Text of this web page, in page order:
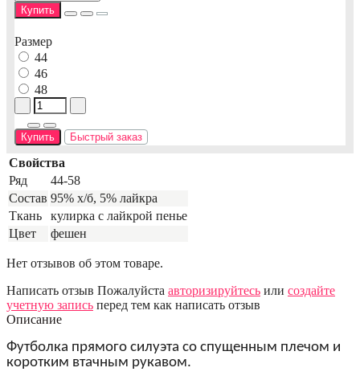
Купить
Размер
44
46
48
Купить Быстрый заказ
Свойства
Ряд
44-58
Состав 95% х/б, 5% лайкра
Ткань
кулирка с лайкрой пенье
Цвет
фешен
Нет отзывов об этом товаре.
Написать отзыв Пожалуйста авторизируйтесь или создайте
учетную запись перед тем как написать отзыв
Описание
Футболка прямого силуэта со спущенным плечом и
коротким втачным рукавом.